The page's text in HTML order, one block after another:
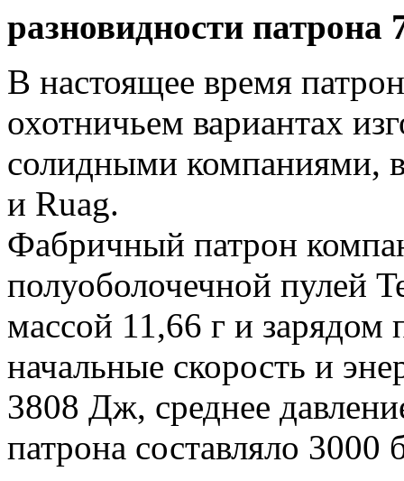
разновидности патрона
В настоящее время
охотничьем вариантах
солидными компаниями,
и Ruag.
Фабричный патрон
полуоболочечной пулей
массой 11,66 г и зарядом
начальные скорость и
3808 Дж, среднее
патрона составляло 3000